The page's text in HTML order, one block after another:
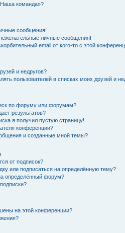
команда»?
сообщения!
личные сообщения!
email от кого-то с этой
и недругов?
пользователей в списках моих друзей и
по форуму или форумам?
результатов?
я получил пустую страницу!
конференции?
и созданные мной темы?
от подписок?
или подписаться на определённую тему?
определённый форум?
на этой конференции?